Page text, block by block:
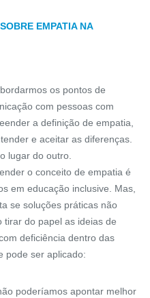
EMPATIA NA
os pontos de
com pessoas com
a definição de empatia,
e aceitar as diferenças.
lugar do outro.
o conceito de empatia é
em educação inclusive. Mas,
se soluções práticas não
tirar do papel as ideias de
deficiência dentro das
pode ser aplicado:
poderíamos apontar melhor